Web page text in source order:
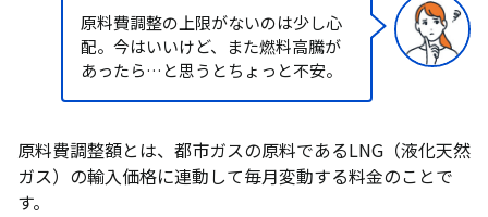
原料費調整の上限がないのは少し心
配。今はいいけど、また燃料高騰が
あったら…と思うとちょっと不安。
原料費調整額とは、都市ガスの原料であるLNG（液化天然
ガス）の輸入価格に連動して毎月変動する料金のことで
す。